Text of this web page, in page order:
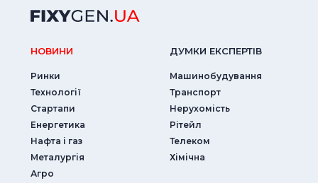
НОВИНИ
Ринки
Технології
Стартапи
Енергетика
Нафта і газ
Металургія
Агро
ДУМКИ ЕКСПЕРТIВ
Машинобудування
Транспорт
Нерухомість
Рітейл
Телеком
Хімічна